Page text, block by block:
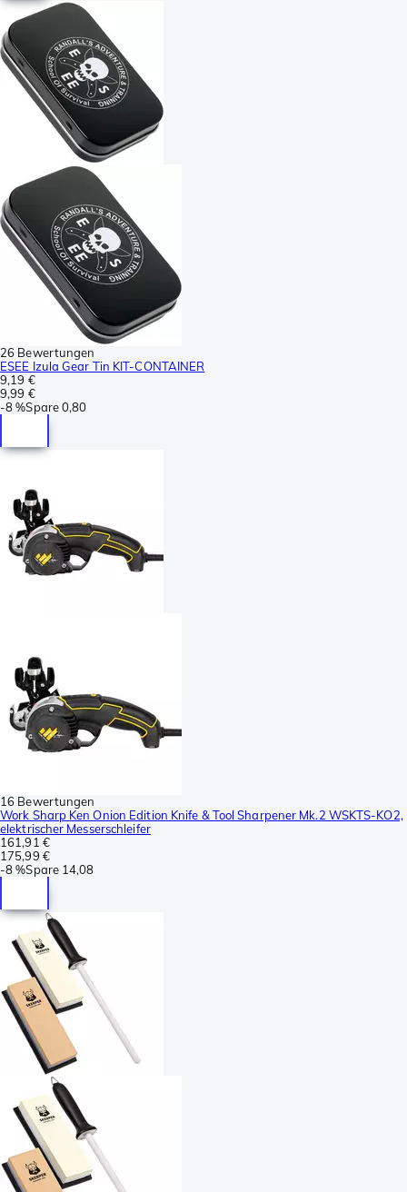
26 Bewertungen
ESEE Izula Gear Tin KIT-CONTAINER
9,19 €
9,99 €
-8 %Spare0,80
16 Bewertungen
Work Sharp Ken Onion Edition Knife & Tool Sharpener Mk.2 WSKTS-KO2,
elektrischer Messerschleifer
161,91 €
175,99 €
-8 %Spare 14,08